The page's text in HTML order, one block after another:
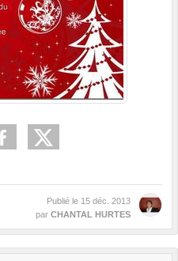
Publié le 15 déc. 2013
par CHANTAL HURTES